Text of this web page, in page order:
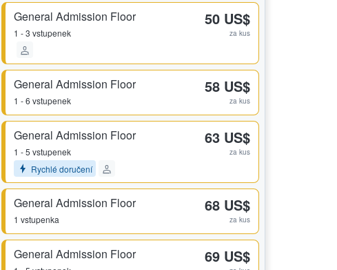
General Admission Floor
1 - 3 vstupenek
50 US$
za kus
General Admission Floor
1 - 6 vstupenek
58 US$
za kus
General Admission Floor
1 - 5 vstupenek
Rychlé doručení
63 US$
za kus
General Admission Floor
1 vstupenka
68 US$
za kus
General Admission Floor 69 US$